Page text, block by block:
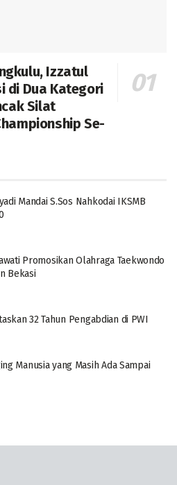
Izzatul
di Dua Kategori
Silat
Se-
Mandai S.Sos Nahkodai IKSMB
Promosikan Olahraga Taekwondo
Bekasi
32 Tahun Pengabdian di PWI
Manusia yang Masih Ada Sampai